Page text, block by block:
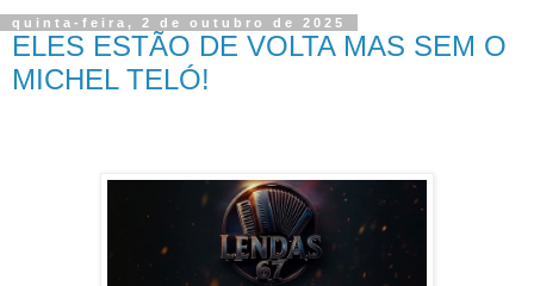
quinta-feira, 2 de outubro de 2025
ELES ESTÃO DE VOLTA MAS SEM O
MICHEL TELÓ!